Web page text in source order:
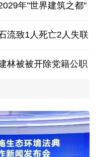
年"世界建筑之都"
流致1人死亡2人失联
林被被开除党籍公职
消费潜力
各项数据均创新高
规定数量的50%